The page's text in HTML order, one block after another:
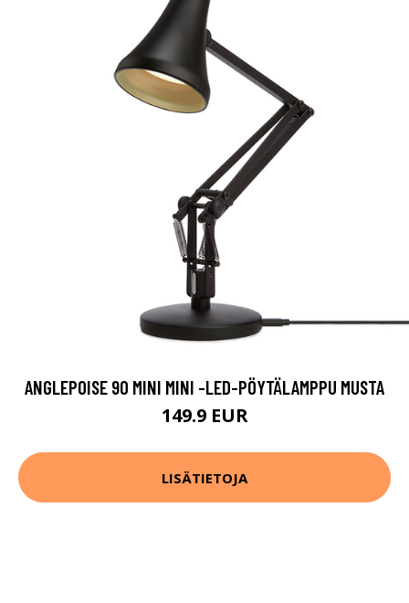
ANGLEPOISE 90 MINI MINI -LED-PÖYTÄLAMPPU MUSTA
149.9 EUR
LISÄTIETOJA